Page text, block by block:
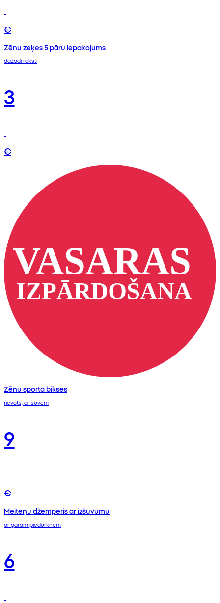
€
Zēnu zeķes 5 pāru iepakojums
dažādi raksti
3
€
Zēnu sporta bikses
rievots, ar šuvēm
9
€
Meiteņu džemperis ar izšuvumu
ar garām piedurknēm
6